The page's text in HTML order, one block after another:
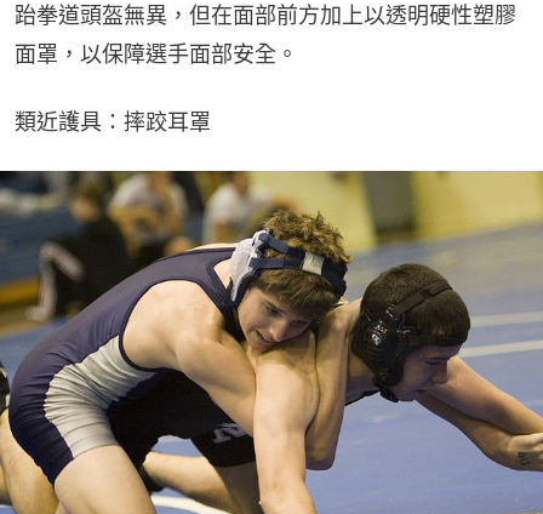
跆拳道頭盔無異，但在面部前方加上以透明硬性塑膠
面罩，以保障選手面部安全。
類近護具：摔跤耳罩